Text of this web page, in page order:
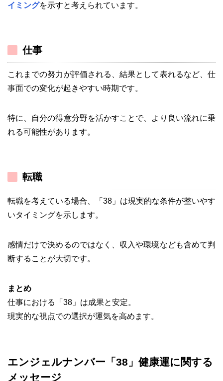
イミングを示すと考えられています。
仕事
これまでの努力が評価される、結果として表れるなど、仕
事面での変化が起きやすい時期です。
特に、自分の得意分野を活かすことで、より良い流れに乗
れる可能性があります。
転職
転職を考えている場合、「38」は現実的な条件が整いやす
いタイミングを示します。
感情だけで決めるのではなく、収入や環境なども含めて判
断することが大切です。
まとめ
仕事における「38」は成果と安定。
現実的な視点での選択が運気を高めます。
エンジェルナンバー「38」健康運に関する
メッセージ